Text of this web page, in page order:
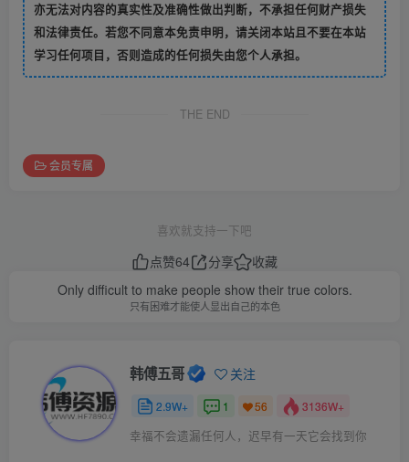
亦无法对内容的真实性及准确性做出判断，不承担任何财产损失
和法律责任。若您不同意本免责申明，请关闭本站且不要在本站
学习任何项目，否则造成的任何损失由您个人承担。
THE END
会员专属
喜欢就支持一下吧
点赞64 分享
收藏
Only difficult to make people show their true colors.
只有困难才能使人显出自己的本色
韩傅五哥 关注
2.9W+ 1 56 3136W+
幸福不会遗漏任何人，迟早有一天它会找到你